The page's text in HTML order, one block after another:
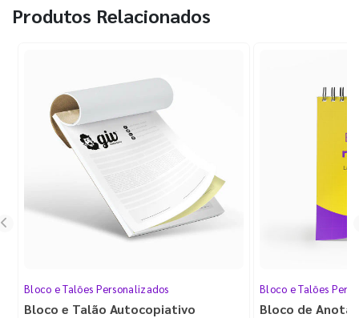
Produtos Relacionados
Bloco e Talões Personalizados
Bloco e Talão Autocopiativo
Bloco e Talões
Bloco de